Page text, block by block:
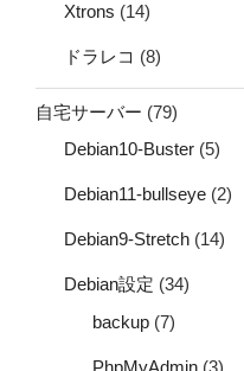
Xtrons (14)
ドラレコ (8)
自宅サーバー (79)
Debian10-Buster (5)
Debian11-bullseye (2)
Debian9-Stretch (14)
Debian設定 (34)
backup (7)
PhpMyAdmin (3)